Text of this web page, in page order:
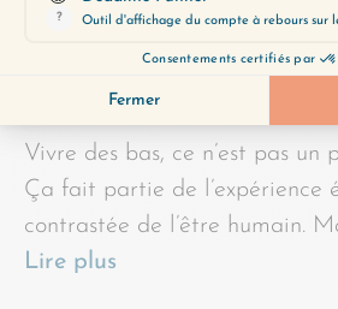
Vivre des bas, ce n’est pas un
Ça fait partie de l’expérience
contrastée de l’être humain.
Lire plus